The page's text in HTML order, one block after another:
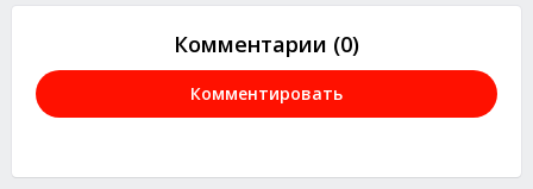
Комментарии (0)
Комментировать